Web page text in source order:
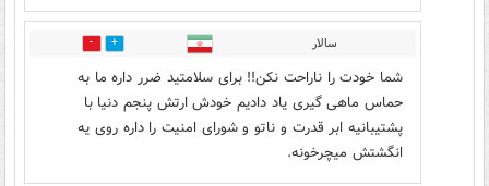
سالار 0
شما خودت را ناراحت نكن!! برای سلامتید ضرر داره ما به
حماس ماهی گیری یاد دادیم خودش ارتش پنجم دنیا با
پشتیبانیه ابر قدرت و ناتو و شورای امنیت را داره روی یه
انگشتش میچرخونه.